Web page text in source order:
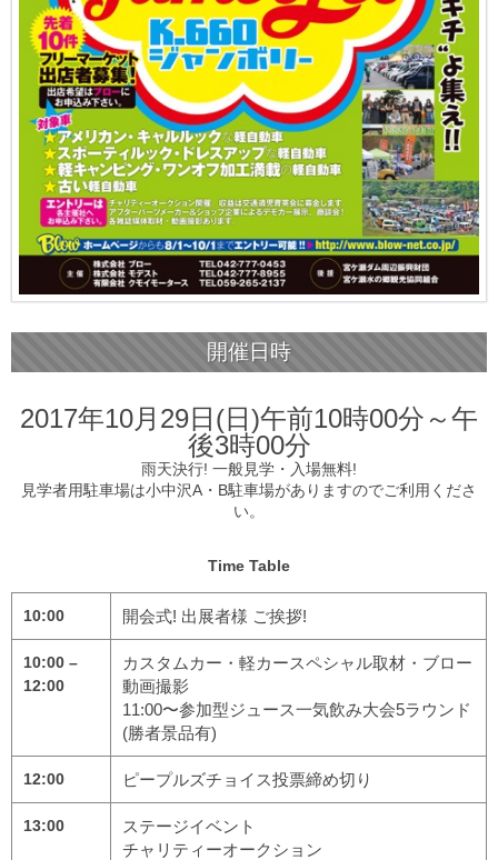
開催日時
2017年10月29日(日)午前10時00分～午
後3時00分
雨天決行! 一般見学・入場無料!
見学者用駐車場は小中沢A・B駐車場がありますのでご利用くださ
い。
Time Table
10:00 開会式! 出展者様 ご挨拶!
10:00 –
12:00
カスタムカー・軽カースペシャル取材・ブロー
動画撮影
11:00〜参加型ジュース一気飲み大会5ラウンド
(勝者景品有)
12:00 ピープルズチョイス投票締め切り
13:00
ステージイベント
チャリティーオークション